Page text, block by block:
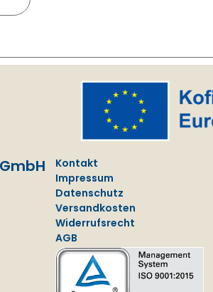
Kontakt
Impressum
Datenschutz
Versandkosten
Widerrufsrecht
AGB